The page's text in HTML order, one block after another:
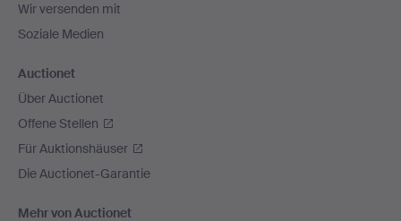
Wir versenden mit
Soziale Medien
Auctionet
Über Auctionet
Offene Stellen
Für Auktionshäuser
Die Auctionet-Garantie
Mehr von Auctionet